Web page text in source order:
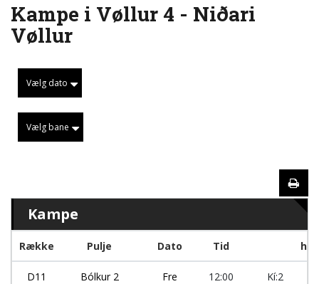
Kampe i Vøllur 4 - Niðari
Vøllur
Vælg dato
Vælg bane
Kampe
Række Pulje Dato Tid
D11 Bólkur 2
Fre
12:00 Kí:2